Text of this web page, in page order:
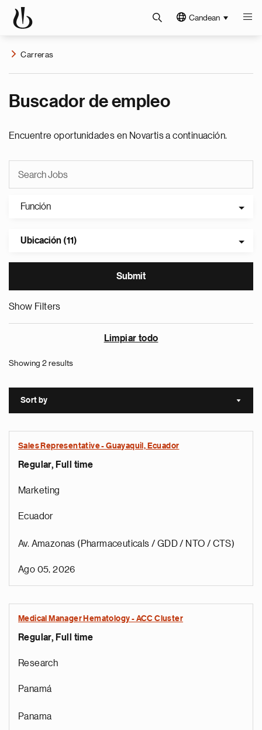
Candean
Carreras
Buscador de empleo
Encuentre oportunidades en Novartis a continuación.
Función
Ubicación (11)
Show Filters
Limpiar todo
Showing 2 results
Sort by Sort
Sales Representative - Guayaquil, Ecuador
Regular, Full time
Marketing
Ecuador
Av. Amazonas (Pharmaceuticals / GDD / NTO / CTS)
Ago 05, 2026
Medical Manager Hematology - ACC Cluster
Regular, Full time
Research
Panamá
Panama